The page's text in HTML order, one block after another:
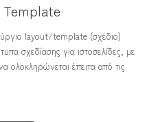
layout/template (σχέδιο)
σχεδίασης για ιστοσελίδες, με
ολοκληρώνεται έπειτα από τις